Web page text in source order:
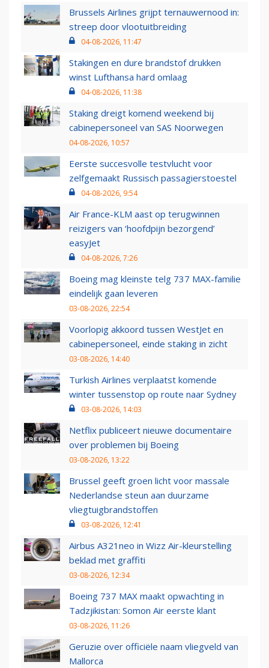
Brussels Airlines grijpt ternauwernood in:
streep door vlootuitbreiding
04-08-2026, 11:47
Stakingen en dure brandstof drukken
winst Lufthansa hard omlaag
04-08-2026, 11:38
Staking dreigt komend weekend bij
cabinepersoneel van SAS Noorwegen
04-08-2026, 10:57
Eerste succesvolle testvlucht voor
zelfgemaakt Russisch passagierstoestel
04-08-2026, 9:54
Air France-KLM aast op terugwinnen
reizigers van ‘hoofdpijn bezorgend’
easyJet
04-08-2026, 7:26
Boeing mag kleinste telg 737 MAX-familie
eindelijk gaan leveren
03-08-2026, 22:54
Voorlopig akkoord tussen WestJet en
cabinepersoneel, einde staking in zicht
03-08-2026, 14:40
Turkish Airlines verplaatst komende
winter tussenstop op route naar Sydney
03-08-2026, 14:03
Netflix publiceert nieuwe documentaire
over problemen bij Boeing
03-08-2026, 13:22
Brussel geeft groen licht voor massale
Nederlandse steun aan duurzame
vliegtuigbrandstoffen
03-08-2026, 12:41
Airbus A321neo in Wizz Air-kleurstelling
beklad met graffiti
03-08-2026, 12:34
Boeing 737 MAX maakt opwachting in
Tadzjikistan: Somon Air eerste klant
03-08-2026, 11:26
Geruzie over officiële naam vliegveld van
Mallorca